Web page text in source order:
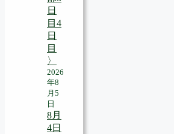
日
目4
日
目
〉
2026
年8
月5
日
8月
4日